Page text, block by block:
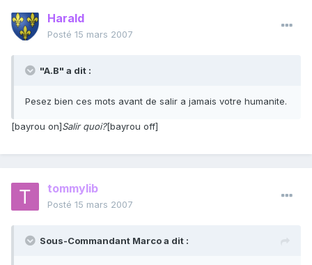
Harald
Posté 15 mars 2007
"A.B" a dit :
Pesez bien ces mots avant de salir a jamais votre humanite.
[bayrou on]Salir quoi?[bayrou off]
tommylib
Posté 15 mars 2007
Sous-Commandant Marco a dit :